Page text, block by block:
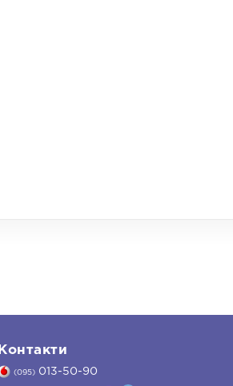
Контакти
(095) 013-50-90